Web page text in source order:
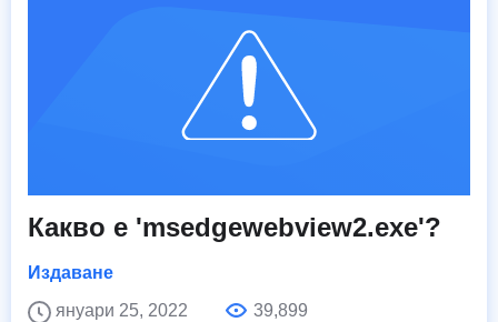
Какво е 'msedgewebview2.exe'?
Издаване
януари 25, 2022
39,899